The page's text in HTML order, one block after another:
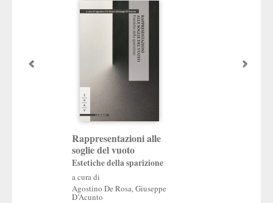
Rappresentazioni alle
soglie del vuoto
Estetiche della sparizione
a cura di
Agostino De Rosa,Giuseppe
D’Acunto